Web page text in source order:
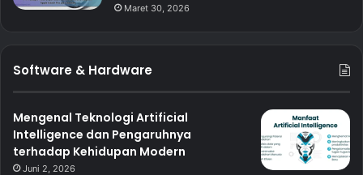
Maret 30, 2026
Software & Hardware
Mengenal Teknologi Artificial
Intelligence dan Pengaruhnya
terhadap Kehidupan Modern
Juni 2, 2026